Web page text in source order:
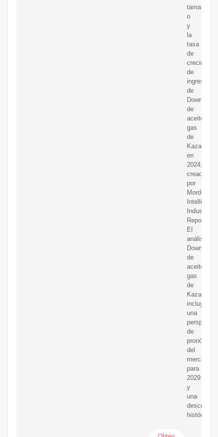
tama?
o
y
la
tasa
de
de
ingresos
de
de
aceitey
gas
de
Kazajstán
en
2024,
creadas
por
Mordor
Industry
Reports.
El
análisis
de
aceitey
gas
de
Kazajstán
incluye
una
de
pronóstico
del
mercado
para
2029
y
una
histórica.